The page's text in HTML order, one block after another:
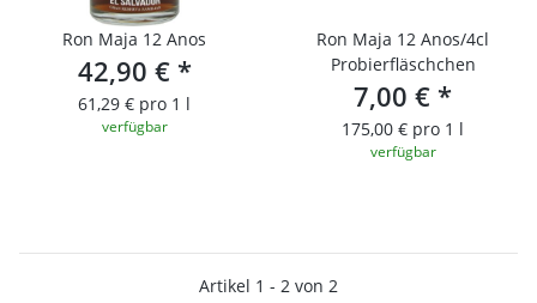
Ron Maja 12 Anos
42,90 € *
61,29 € pro 1 l
verfügbar
Ron Maja 12 Anos/4cl
Probierfläschchen
7,00 € *
175,00 € pro 1 l
verfügbar
Artikel 1 - 2 von 2